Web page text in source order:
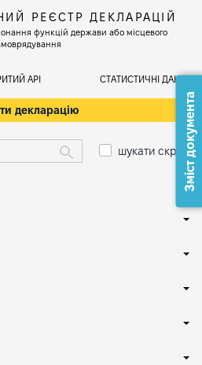
РЕЄСТР ДЕКЛАРАЦІЙ
функцій держави або місцевого
АРІ СТАТИСТИЧНІ ДАНІ
декларацію
шукати скрізьЗміст документа